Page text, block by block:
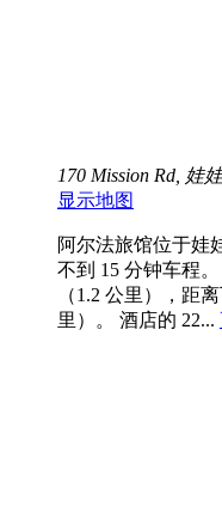
170 Mission Rd, 娃
显示地图
阿尔法旅馆位于娃
不到 15 分钟车程
（1.2 公里），距
里）。 酒店的 22...